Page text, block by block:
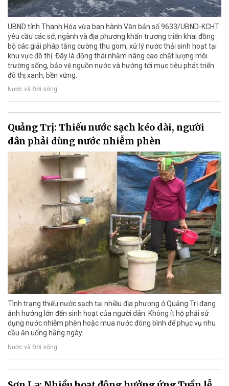
UBND tỉnh Thanh Hóa vừa ban hành Văn bản số 9633/UBND-KCHT
yêu cầu các sở, ngành và địa phương khẩn trương triển khai đồng
bộ các giải pháp tăng cường thu gom, xử lý nước thải sinh hoạt tại
khu vực đô thị. Đây là động thái nhằm nâng cao chất lượng môi
trường sống, bảo vệ nguồn nước và hướng tới mục tiêu phát triển
đô thị xanh, bền vững.
Nước và Đời sống
Quảng Trị: Thiếu nước sạch kéo dài, người
dân phải dùng nước nhiễm phèn
Tình trạng thiếu nước sạch tại nhiều địa phương ở Quảng Trị đang
ảnh hưởng lớn đến sinh hoạt của người dân. Không ít hộ phải sử
dụng nước nhiễm phèn hoặc mua nước đóng bình để phục vụ nhu
cầu ăn uống hằng ngày.
Nước và Đời sống